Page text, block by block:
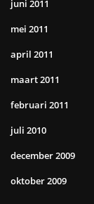
juni 2011
mei 2011
april 2011
maart 2011
februari 2011
juli 2010
december 2009
oktober 2009